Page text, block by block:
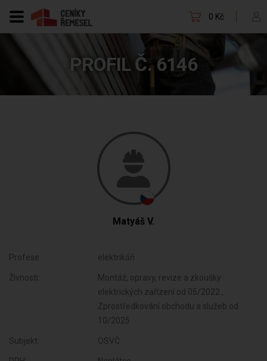
0 Kč
PROFIL Č. 6146
Matyáš V.
Profese: elektrikáři
Živnosti:
Montáž, opravy, revize a zkoušky
elektrických zařízení od 05/2022 ,
Zprostředkování obchodu a služeb od
10/2025
Subjekt: OSVČ